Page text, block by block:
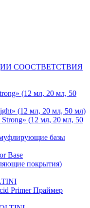
СООСТВЕТСТВИЯ
(12 мл, 20 мл, 50
(12 мл, 20 мл, 50 мл)
(12 мл, 20 мл, 50
базы
Base
покрытия)
Primer Праймер